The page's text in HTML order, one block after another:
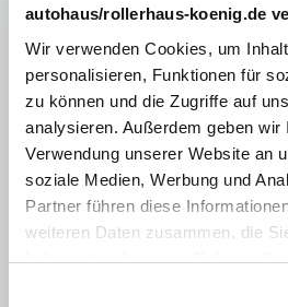
autohaus/rollerhaus-koenig.de
Wir verwenden Cookies, um
personalisieren, Funktionen für
zu können und die Zugriffe auf
analysieren. Außerdem geben
Verwendung unserer Website an
soziale Medien, Werbung und
Partner führen diese
weiteren Daten zusammen, die
haben oder die sie im Rahmen
Zentralverriegelung mit
Multimedia:
Bluetooth Freisprecheinrichtung
Radio/MP3
Motorisierung & Leistung
Motor / Bauart:
0-Zylinder
Hubraum:
NaN cm³